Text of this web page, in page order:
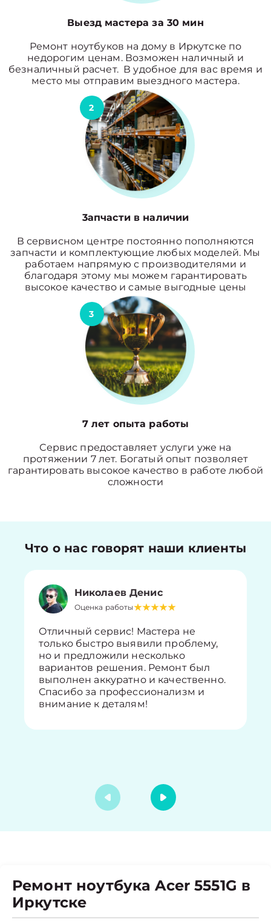
Выезд мастера за 30 мин
Ремонт ноутбуков на дому в Иркутске по
недорогим ценам. Возможен наличный и
безналичный расчет. В удобное для вас время и
место мы отправим выездного мастера.
2
3апчасти в наличии
В сервисном центре постоянно пополняются
запчасти и комплектующие любых моделей. Мы
работаем напрямую с производителями и
благодаря этому мы можем гарантировать
высокое качество и самые выгодные цены
3
7 лет опыта работы
Сервис предоставляет услуги уже на
протяжении 7 лет. Богатый опыт позволяет
гарантировать высокое качество в работе любой
сложности
Что о нас говорят наши клиенты
Николаев Денис
Оценка работы
Отличный сервис! Мастера не
только быстро выявили проблему,
но и предложили несколько
вариантов решения. Ремонт был
выполнен аккуратно и качественно.
Спасибо за профессионализм и
внимание к деталям!
Ремонт ноутбука Acer 5551G в
Иркутске